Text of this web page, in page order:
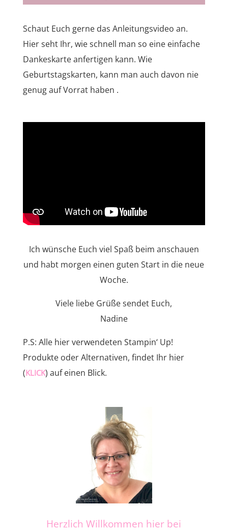
Schaut Euch gerne das Anleitungsvideo an.
Hier seht Ihr, wie schnell man so eine einfache
Dankeskarte anfertigen kann. Wie
Geburtstagskarten, kann man auch davon nie
genug auf Vorrat haben .
Ich wünsche Euch viel Spaß beim anschauen
und habt morgen einen guten Start in die neue
Woche.
Viele liebe Grüße sendet Euch,
Nadine
P.S: Alle hier verwendeten Stampin‘ Up!
Produkte oder Alternativen, findet Ihr hier
(KLICK) auf einen Blick.
Herzlich Willkommen hier bei